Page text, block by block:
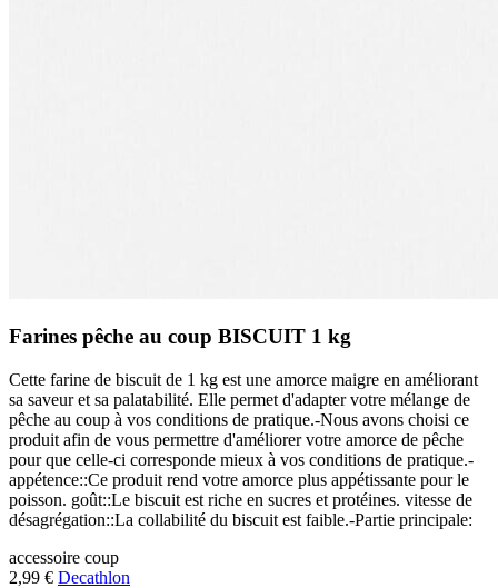
Farines pêche au coup BISCUIT 1 kg
Cette farine de biscuit de 1 kg est une amorce maigre en améliorant
sa saveur et sa palatabilité. Elle permet d'adapter votre mélange de
pêche au coup à vos conditions de pratique.-Nous avons choisi ce
produit afin de vous permettre d'améliorer votre amorce de pêche
pour que celle-ci corresponde mieux à vos conditions de pratique.-
appétence::Ce produit rend votre amorce plus appétissante pour le
poisson. goût::Le biscuit est riche en sucres et protéines. vitesse de
désagrégation::La collabilité du biscuit est faible.-Partie principale:
accessoire coup
2,99 € Decathlon